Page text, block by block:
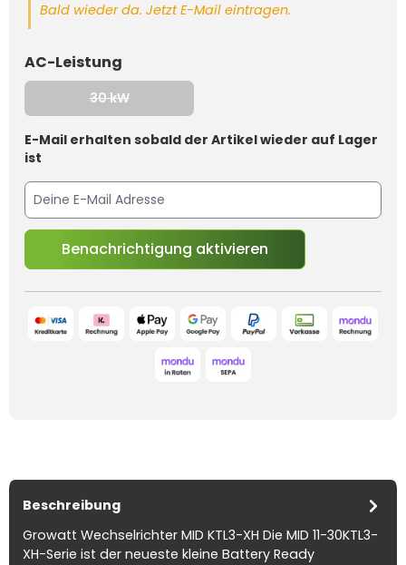
Bald wieder da. Jetzt E-Mail eintragen.
AC-Leistung
30 kW(Diese Option ist zurzeit nicht verfügbar.)
E-Mail erhalten sobald der Artikel wieder auf Lager
ist
Benachrichtigung aktivieren
Beschreibung
Growatt Wechselrichter MID KTL3-XH Die MID 11-30KTL3-
XH-Serie ist der neueste kleine Battery Ready